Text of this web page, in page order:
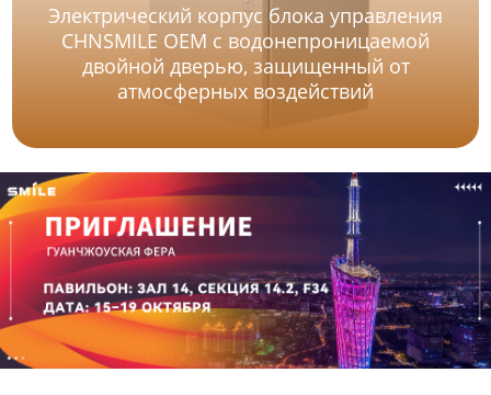
Электрический корпус блока управления
CHNSMILE OEM с водонепроницаемой
двойной дверью, защищенный от
атмосферных воздействий